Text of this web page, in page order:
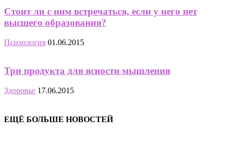
Стоит ли с ним встречаться, если у него нет
высшего образования?
Психология 01.06.2015
Три продукта для ясности мышления
Здоровье 17.06.2015
ЕЩЁ БОЛЬШЕ НОВОСТЕЙ